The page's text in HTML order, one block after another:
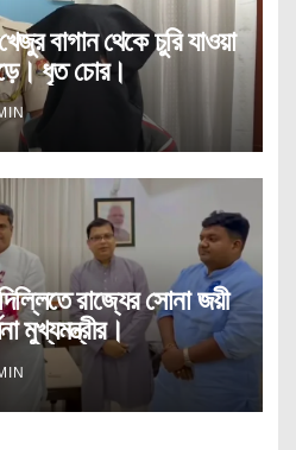
বাগান থেকে চুরি যাওয়া
ধৃত চোর।
রাজ্যের সোনা জয়ী
মুখ্যমন্ত্রীর।